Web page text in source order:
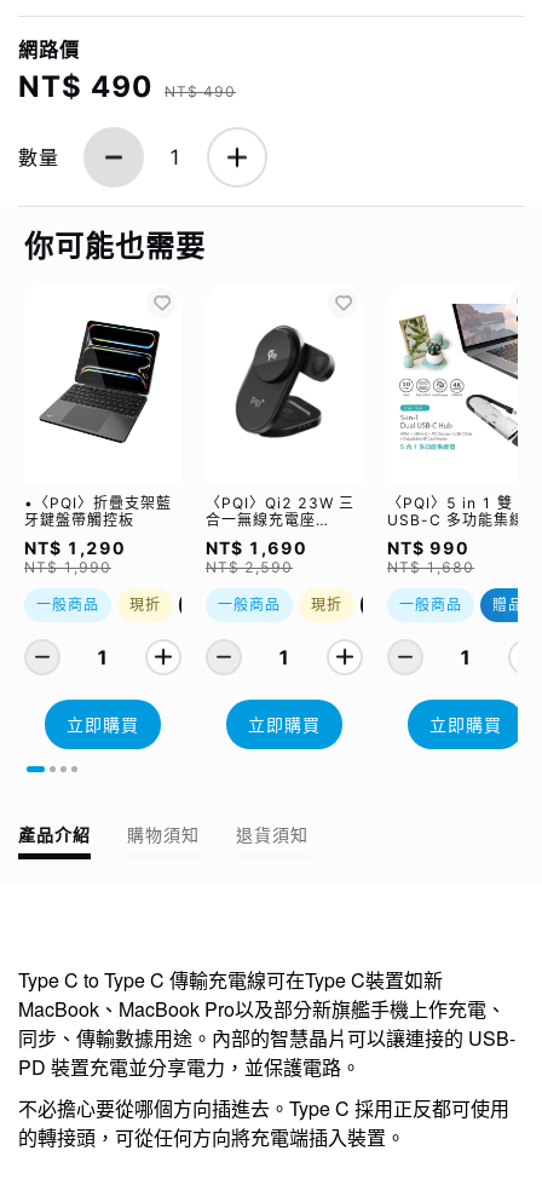
網路價
NT$ 490 NT$ 490
數量 1
你可能也需要
•〈PQI〉折疊支架藍
牙鍵盤帶觸控板
NT$ 1,290
NT$ 1,990
一般商品 現折 優惠加購
1
立即購買
〈PQI〉Qi2 23W 三
合一無線充電座
(WCC2302)
NT$ 1,690
NT$ 2,590
一般商品 現折 優惠加購
1
立即購買
〈PQI〉5 in 1 雙
USB-C 多功能集線器
（限量加贈｜U988
class 10 Micro SD
記憶卡 64GB，附 SD
轉卡）
NT$ 990
NT$ 1,680
一般商品 贈品
1
立即購買
產品介紹 購物須知 退貨須知
Type C to Type C 傳輸充電線可在Type C裝置如新
MacBook、MacBook Pro以及部分新旗艦手機上作充電、
同步、傳輸數據用途。內部的智慧晶片可以讓連接的 USB-
PD 裝置充電並分享電力，並保護電路。
不必擔心要從哪個方向插進去。Type C 採用正反都可使用
的轉接頭，可從任何方向將充電端插入裝置。